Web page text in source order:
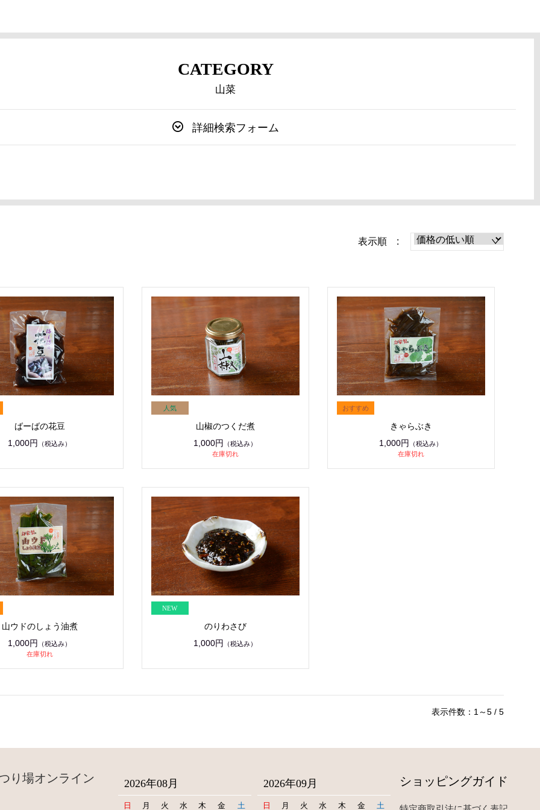
CATEGORY
山菜
詳細検索フォーム
表示順 :
ばーばの花豆
1,000円
（税込み）
山椒のつくだ煮
1,000円
（税込み）
在庫切れ
きゃらぶき
1,000円
（税込み）
在庫切れ
山ウドのしょう油煮
1,000円
（税込み）
在庫切れ
のりわさび
1,000円
（税込み）
表示件数：1～5 / 5
り場オンライン 2026年08月
日 月 火 水 木 金 土
2026年09月
日 月 火 水 木 金 土
ショッピングガイド